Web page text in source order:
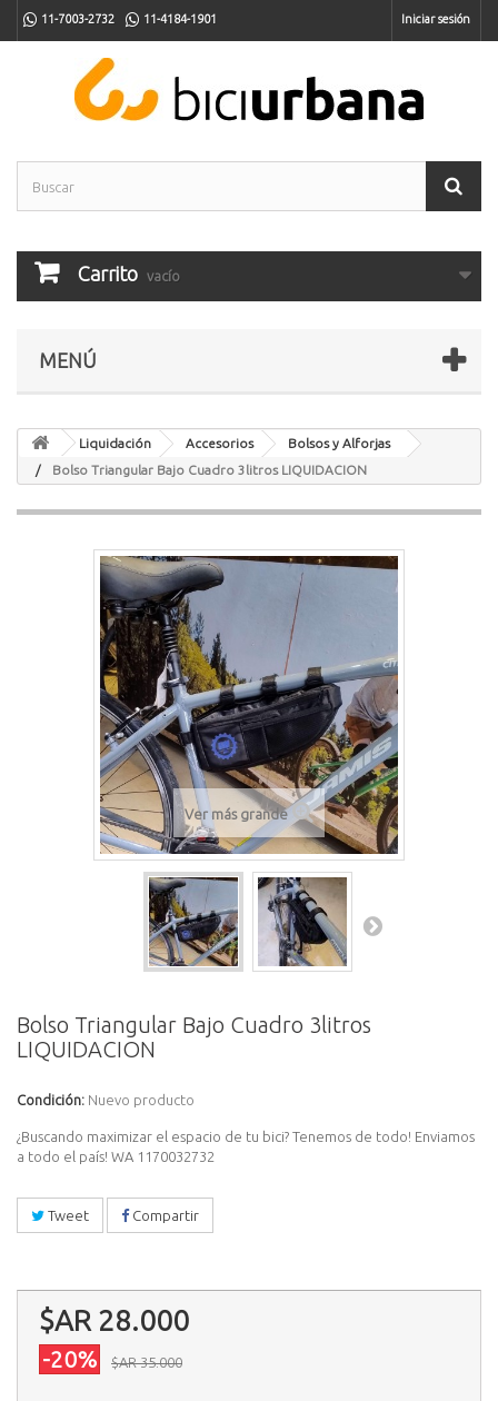
11-7003-2732 11-4184-1901 Iniciar sesión
Carrito vacío
MENÚ
Liquidación Accesorios
Bolsos y Alforjas
Bolso Triangular Bajo Cuadro 3litros LIQUIDACION
Ver más grande
Bolso Triangular Bajo Cuadro 3litros
LIQUIDACION
Condición: Nuevo producto
¿Buscando maximizar el espacio de tu bici? Tenemos de todo! Enviamos
a todo el país! WA 1170032732
Tweet Compartir
$AR 28.000
-20% $AR 35.000